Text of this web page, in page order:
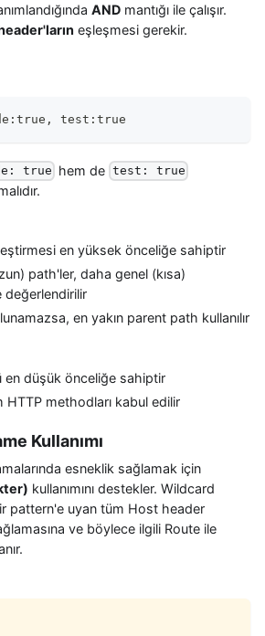
AND mantığı ile çalışır.
eşleşmesi gerekir.
test:true
true hem de test: true
en yüksek önceliğe sahiptir
path'ler, daha genel (kısa)
değerlendirilir
en yakın parent path kullanılır
düşük önceliğe sahiptir
HTTP methodları kabul edilir
Kullanımı
esneklik sağlamak için
kullanımını destekler. Wildcard
pattern'e uyan tüm Host header
ve böylece ilgili Route ile